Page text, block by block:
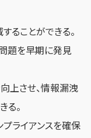
ることができる。
題を早期に発見
上させ、情報漏洩
る。
プライアンスを確保